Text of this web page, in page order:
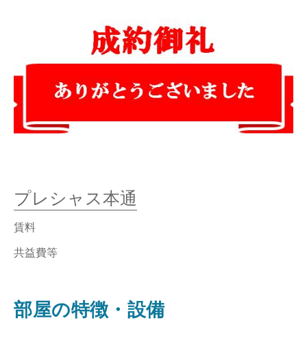
プレシャス本通
賃料
共益費等
部屋の特徴・設備